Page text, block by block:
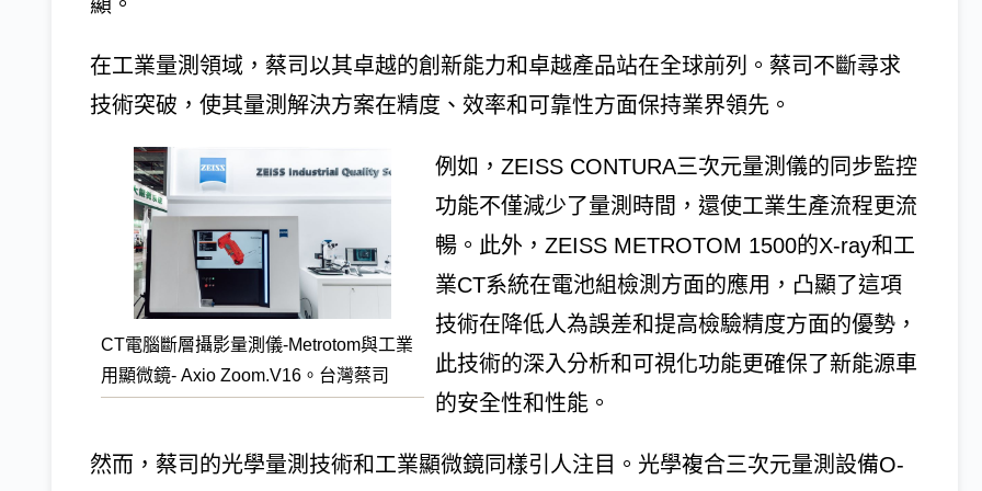
在工業量測領域，蔡司以其卓越的創新能力和卓越產品站在全球前列。蔡司不斷尋求
技術突破，使其量測解決方案在精度、效率和可靠性方面保持業界領先。
CT電腦斷層攝影量測儀-Metrotom與工業
用顯微鏡- Axio Zoom.V16。台灣蔡司
例如，ZEISS CONTURA三次元量測儀的同步監控
功能不僅減少了量測時間，還使工業生產流程更流
暢。此外，ZEISS METROTOM 1500的X-ray和工
業CT系統在電池組檢測方面的應用，凸顯了這項
技術在降低人為誤差和提高檢驗精度方面的優勢，
此技術的深入分析和可視化功能更確保了新能源車
的安全性和性能。
然而，蔡司的光學量測技術和工業顯微鏡同樣引人注目。光學複合三次元量測設備O-